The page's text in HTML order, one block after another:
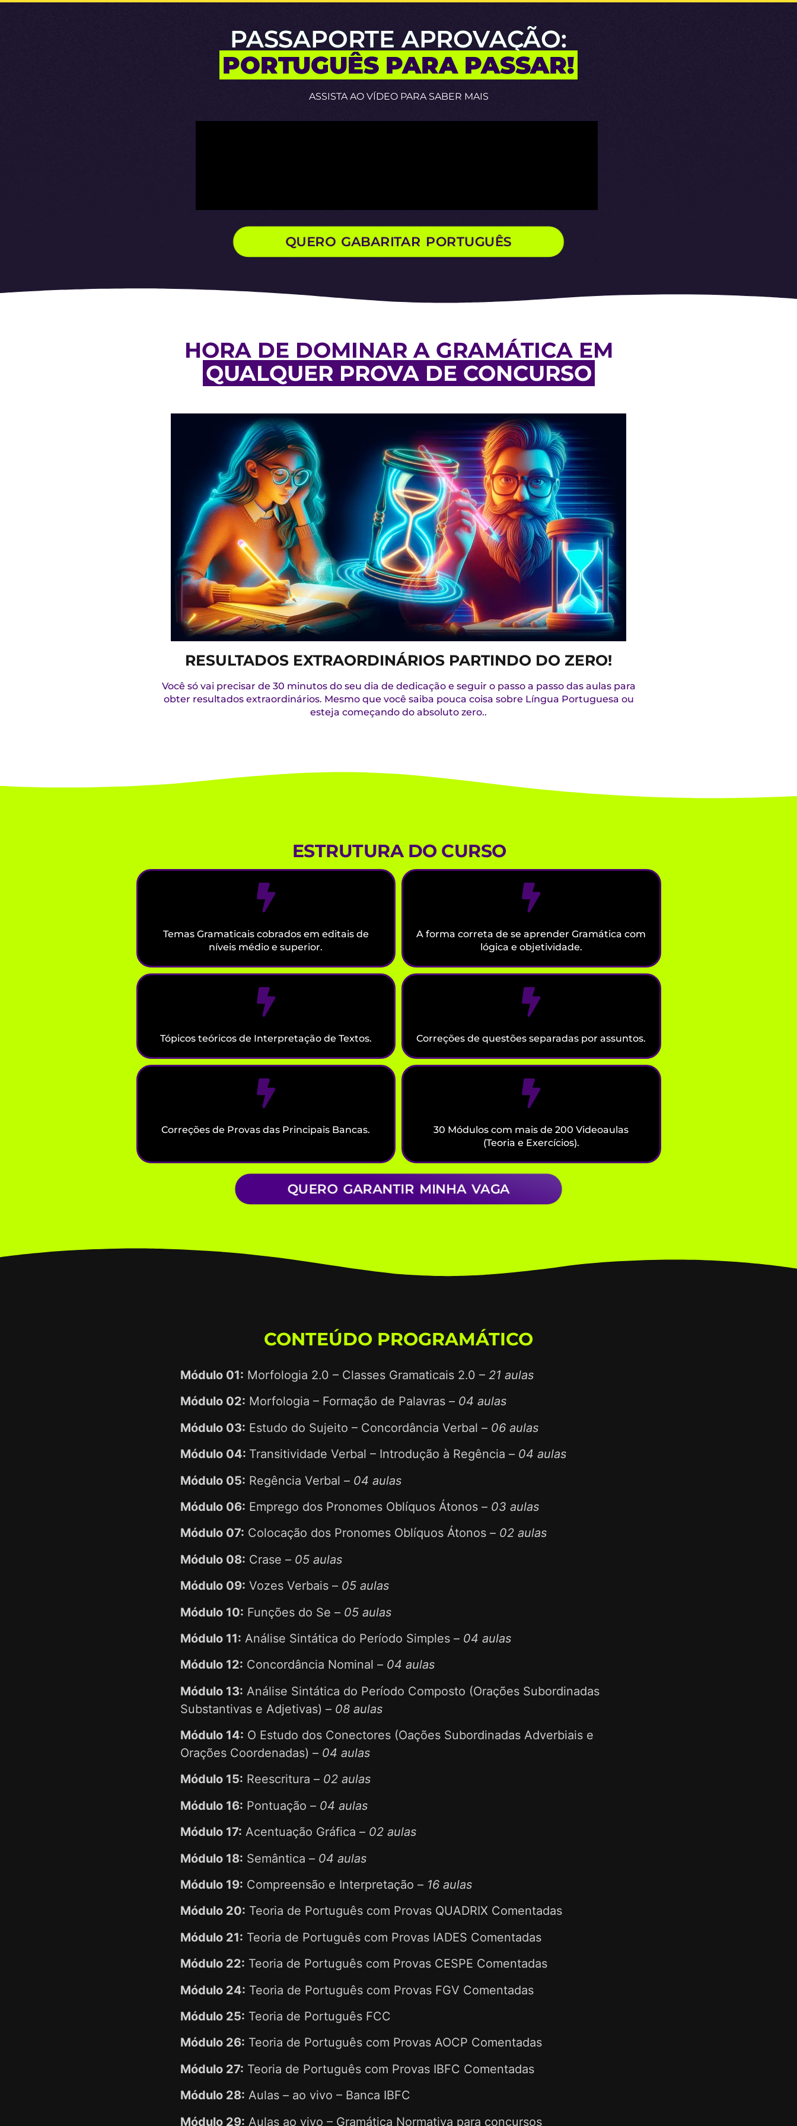
PASSAPORTE APROVAÇÃO:
PORTUGUÊS PARA PASSAR!
ASSISTA AO VÍDEO PARA SABER MAIS
QUERO GABARITAR PORTUGUÊS
HORA DE DOMINAR A GRAMÁTICA EM
QUALQUER PROVA DE CONCURSO
RESULTADOS EXTRAORDINÁRIOS PARTINDO DO ZERO!
Você só vai precisar de 30 minutos do seu dia de dedicação e seguir o passo a passo das aulas para
obter resultados extraordinários. Mesmo que você saiba pouca coisa sobre Língua Portuguesa ou
esteja começando do absoluto zero..
ESTRUTURA DO CURSO
Temas Gramaticais cobrados em editais de
níveis médio e superior.
A forma correta de se aprender Gramática com
lógica e objetividade.
Tópicos teóricos de Interpretação de Textos. Correções de questões separadas por assuntos.
Correções de Provas das Principais Bancas.
30 Módulos com mais de 200 Videoaulas
(Teoria e Exercícios).
QUERO GARANTIR MINHA VAGA
CONTEÚDO PROGRAMÁTICO
Módulo 01: Morfologia 2.0 – Classes Gramaticais 2.0 – 21 aulas
Módulo 02: Morfologia – Formação de Palavras – 04 aulas
Módulo 03: Estudo do Sujeito – Concordância Verbal – 06 aulas
Módulo 04: Transitividade Verbal – Introdução à Regência – 04 aulas
Módulo 05: Regência Verbal – 04 aulas
Módulo 06: Emprego dos Pronomes Oblíquos Átonos – 03 aulas
Módulo 07: Colocação dos Pronomes Oblíquos Átonos – 02 aulas
Módulo 08: Crase – 05 aulas
Módulo 09: Vozes Verbais – 05 aulas
Módulo 10: Funções do Se – 05 aulas
Módulo 11: Análise Sintática do Período Simples – 04 aulas
Módulo 12: Concordância Nominal – 04 aulas
Módulo 13: Análise Sintática do Período Composto (Orações Subordinadas
Substantivas e Adjetivas) – 08 aulas
Módulo 14: O Estudo dos Conectores (Oações Subordinadas Adverbiais e
Orações Coordenadas) – 04 aulas
Módulo 15: Reescritura – 02 aulas
Módulo 16: Pontuação – 04 aulas
Módulo 17: Acentuação Gráfica – 02 aulas
Módulo 18: Semântica – 04 aulas
Módulo 19: Compreensão e Interpretação – 16 aulas
Módulo 20: Teoria de Português com Provas QUADRIX Comentadas
Módulo 21: Teoria de Português com Provas IADES Comentadas
Módulo 22: Teoria de Português com Provas CESPE Comentadas
Módulo 24: Teoria de Português com Provas FGV Comentadas
Módulo 25: Teoria de Português FCC
Módulo 26: Teoria de Português com Provas AOCP Comentadas
Módulo 27: Teoria de Português com Provas IBFC Comentadas
Módulo 28: Aulas – ao vivo – Banca IBFC
Módulo 29: Aulas ao vivo – Gramática Normativa para concursos